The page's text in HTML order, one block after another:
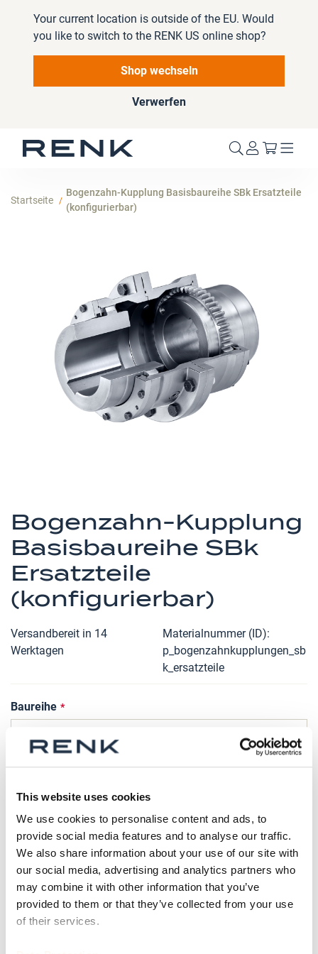
This website uses cookies
We use cookies to personalise content and ads, to
provide social media features and to analyse our traffic.
We also share information about your use of our site with
our social media, advertising and analytics partners who
may combine it with other information that you’ve
provided to them or that they’ve collected from your use
of their services.
Your current location is outside of the EU. Would
you like to switch to the RENK US online shop?
Shop wechseln
Verwerfen
Mein
Startseite
Bogenzahn-Kupplung Basisbaureihe SBk Ersatzteile
(konfigurierbar)
Bogenzahn-Kupplung
Basisbaureihe SBk
Ersatzteile
(konfigurierbar)
Versandbereit in 14
Werktagen
Materialnummer (ID)
p_bogenzahnkupplungen_sb
k_ersatzteile
Baureihe
Ersatzteil
Gewichtsangeglichen?
Anfang
der
Bildergalerie
springen